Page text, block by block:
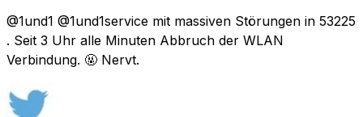
@1und1 @1und1service mit massiven Störungen in 53225
. Seit 3 Uhr alle Minuten Abbruch der WLAN
Verbindung. 🤬 Nervt.